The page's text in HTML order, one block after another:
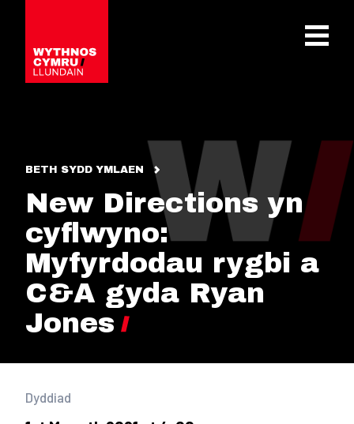
OPEN
BETH SYDD YMLAEN
New Directions yn
cyflwyno:
Myfyrdodau rygbi a
C&A gyda Ryan
Jones
Dyddiad